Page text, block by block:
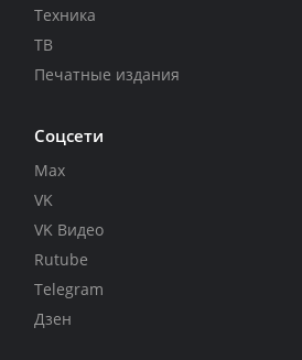
Техника
ТВ
Печатные издания
Соцсети
Max
VK
VK Видео
Rutube
Telegram
Дзен